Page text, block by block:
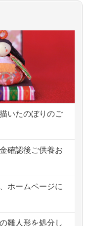
お申込み
お申込み
お申込み
お申込み
お申込み
お申込み
り方等）がとて
いただきまし
をきちんと供養
てきた七段飾り
寧に供養してい
いたのぼりのご
確認後ご供養お
ホームページに
雛人形を処分し